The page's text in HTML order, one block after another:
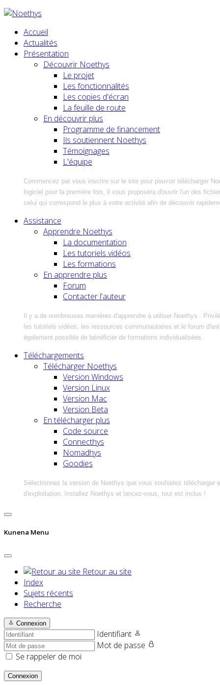
Accueil
Actualités
Présentation
Découvrir Noethys
Le projet
Les fonctionnalités
Les copies d'écran
La feuille de route
En découvrir plus
Programme de financement
Ils soutiennent Noethys
Témoignages
L'équipe
Commencez par vous inscrire sur le site pour pouvoir télécharger
logiciel pour la première fois, il vous proposera d'ouvrir l'un des
celui qui correspond le plus à votre activité afin de découvrir
Assistance
Apprendre Noethys
La documentation
Les tutoriels vidéos
Les formations
En apprendre plus
Forum
Contacter l'auteur
Il y a de nombreuses manières d'apprendre à utiliser Noethys :
les tutoriels vidéos, les ressources communautaires et le forum
également possible de bénéficier de formations individualisées.
Téléchargements
Télécharger Noethys
Version Windows
Version Linux
Version Mac
Version Beta
En télécharger plus
Code source
Connecthys
Nomadhys
Goodies
Sélectionnez la version de Noethys que vous souhaitez télécharger
d'exploitation. Installez Noethys et lancez-vous, tout est inclus !
Kunena Menu
Retour au site
Index
Sujets récents
Recherche
Connexion
Identifiant
Mot de passe
Se rappeler de moi
Connexion